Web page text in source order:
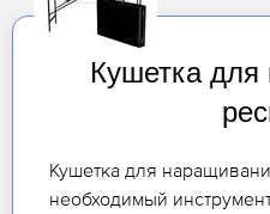
Кушетка
Кушетка для
необходимый